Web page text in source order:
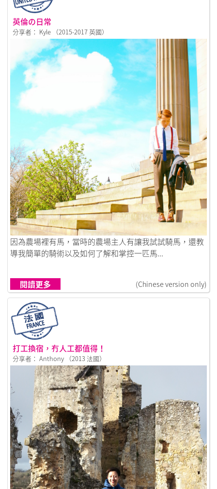
英倫の日常
分享者： Kyle （2015-2017 英國）
鏈接到英倫の日常
因為農場裡有馬，當時的農場主人有讓我試試騎馬，還教
導我簡單的騎術以及如何了解和掌控一匹馬...
閱讀更多 (Chinese version only)
打工換宿，冇人工都值得！
分享者： Anthony （2013 法國）